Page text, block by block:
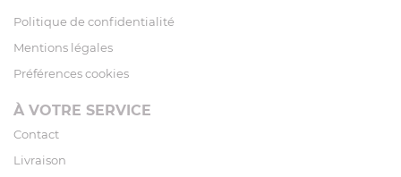
Politique de confidentialité
Mentions légales
Préférences cookies
À VOTRE SERVICE
Contact
Livraison